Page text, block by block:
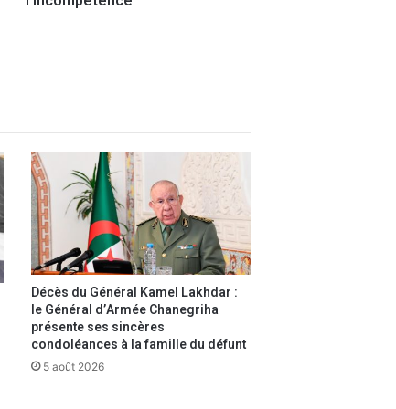
Décès du Général Kamel Lakhdar :
le Général d’Armée Chanegriha
présente ses sincères
condoléances à la famille du défunt
5 août 2026